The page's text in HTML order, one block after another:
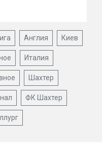
Англия Киев
Италия
Шахтер
ФК Шахтер